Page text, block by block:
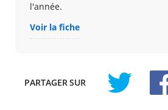
l'année.
Voir la fiche
PARTAGERSUR